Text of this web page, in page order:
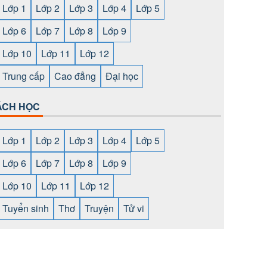
Lớp 1 Lớp 2 Lớp 3 Lớp 4
Lớp 5
Lớp 6
Lớp 7 Lớp 8
Lớp 9
Lớp 10
Lớp 11
Lớp 12
Trung cấp
Cao đẳng Đại học
HỌC
Lớp 1 Lớp 2 Lớp 3 Lớp 4
Lớp 5
Lớp 6
Lớp 7 Lớp 8
Lớp 9
Lớp 10
Lớp 11
Lớp 12
Tuyển sinh
Thơ Truyện Tử vi